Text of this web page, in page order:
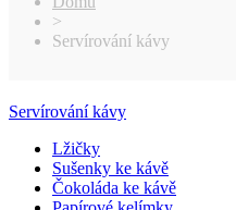
>
Servírování kávy
Servírování kávy
Lžičky
Sušenky ke kávě
Čokoláda ke kávě